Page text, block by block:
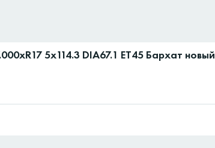
5x114.3 DIA67.1 ET45 Бархат новый